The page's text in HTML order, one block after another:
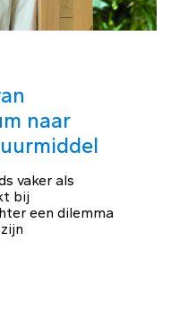
naar
vaker als
bij
een dilemma